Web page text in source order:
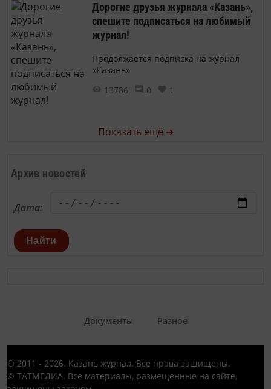
Дорогие друзья журнала «Казань»,
спешите подписаться на любимый
журнал!
Продолжается подписка на журнал
«Казань»
13786
0 1
Показать ещё ➜
Архив новостей
Дата:
Найти
Документы Разное
© 2011 - 2026. Казань журнал. Все права защищены.
© ТАТМЕДИА. Все материалы, размещенные на сайте,